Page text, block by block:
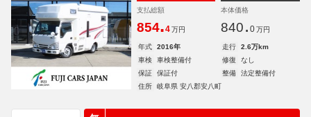
支払総額
854.4 万円
本体価格
840. 0 万円
年式 2016年 走行
2.6万km
車検
車検整備付 修復
なし
保証
保証付 整備
法定整備付
住所
岐阜県 安八郡安八町